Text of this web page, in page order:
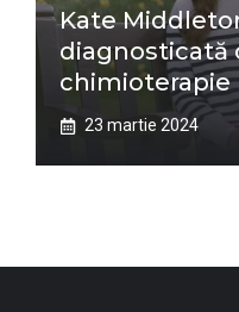
Kate
diagnosticată
chimioterapie
23 martie 2024